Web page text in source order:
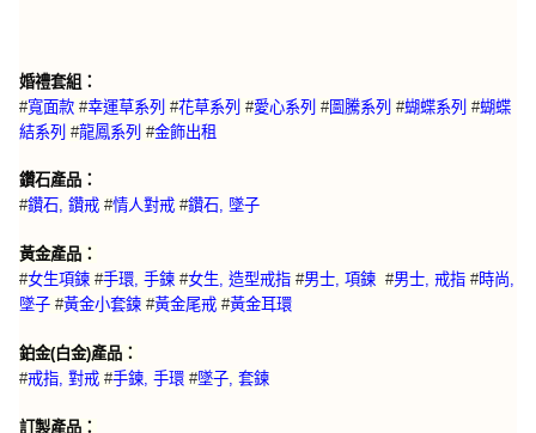
婚禮套組：
#寬面款 #幸運草系列 #花草系列 #愛心系列 #圖騰系列 #蝴蝶系列 #蝴蝶
結系列 #龍鳳系列 #金飾出租
鑽石產品：
#鑽石, 鑽戒 #情人對戒 #鑽石, 墜子
黃金產品：
#女生項鍊 #手環, 手鍊 #女生, 造型戒指 #男士, 項鍊 #男士, 戒指 #時尚,
墜子 #黃金小套鍊 #黃金尾戒 #黃金耳環
鉑金(白金)產品：
#戒指, 對戒 #手鍊, 手環 #墜子, 套鍊
訂製產品：